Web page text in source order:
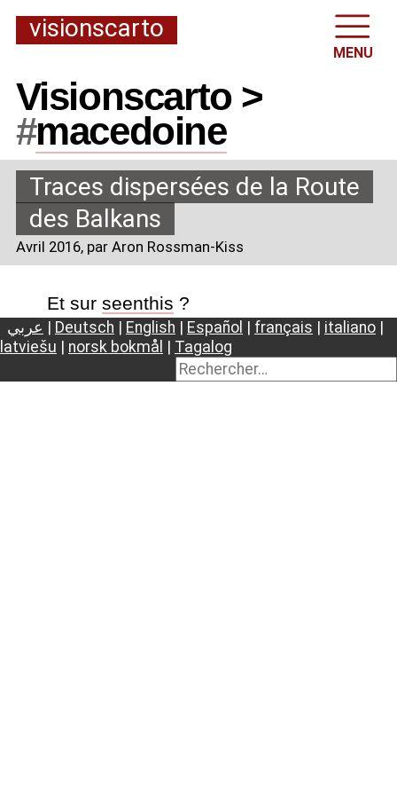
visionscarto
MENU
Visionscarto >
#macedoine
Traces dispersées de la Route
des Balkans
Avril 2016, par Aron Rossman-Kiss
Et sur seenthis ?
عربي Deutsch English Español français italiano
latviešu
norsk bokmål Tagalog